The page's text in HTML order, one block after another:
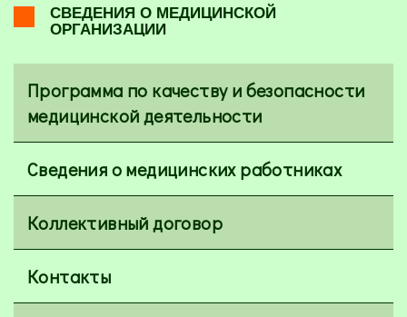
СВЕДЕНИЯ О МЕДИЦИНСКОЙ
ОРГАНИЗАЦИИ
Программа по качеству и безопасности
медицинской деятельности
Сведения о медицинских работниках
Коллективный договор
Контакты